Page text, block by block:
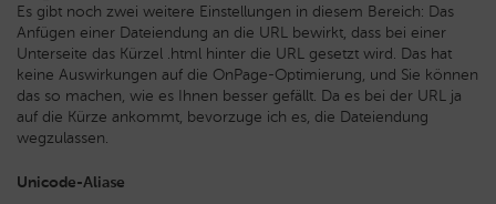
Es gibt noch zwei weitere Einstellungen in diesem Bereich: Das
Anfügen einer Dateiendung an die URL bewirkt, dass bei einer
Unterseite das Kürzel .html hinter die URL gesetzt wird. Das hat
keine Auswirkungen auf die OnPage-Optimierung, und Sie können
das so machen, wie es Ihnen besser gefällt. Da es bei der URL ja
auf die Kürze ankommt, bevorzuge ich es, die Dateiendung
wegzulassen.
Unicode-Aliase